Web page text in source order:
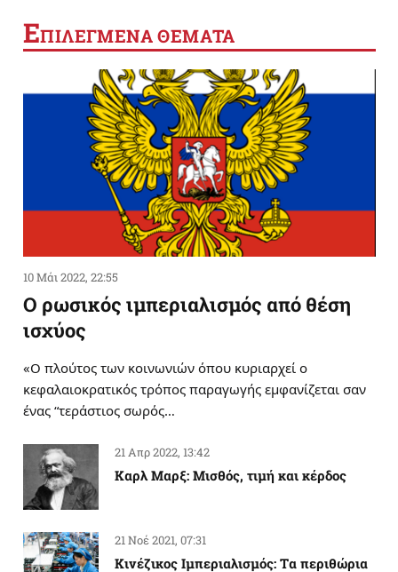
ΕΠΙΛΕΓΜΕΝΑ ΘΕΜΑΤΑ
10 Μάι 2022, 22:55
Ο ρωσικός ιμπεριαλισμός από θέση
ισχύος
«Ο πλούτος των κοινωνιών όπου κυριαρχεί ο
κεφαλαιοκρατικός τρόπος παραγωγής εμφανίζεται σαν
ένας “τεράστιος σωρός…
21 Απρ 2022, 13:42
Καρλ Μαρξ: Μισθός, τιμή και κέρδος
21 Νοέ 2021, 07:31
Κινέζικος Ιμπεριαλισμός: Tα περιθώρια